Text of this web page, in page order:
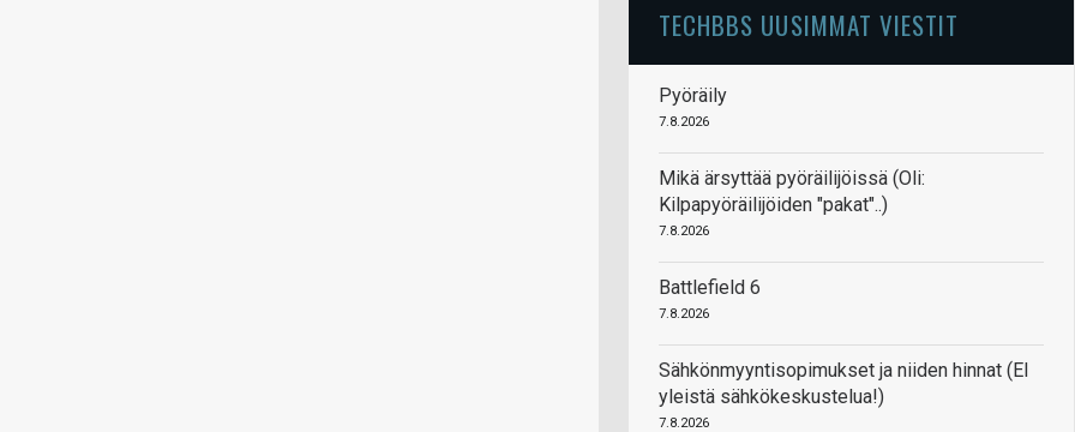
TECHBBS UUSIMMAT VIESTIT
Pyöräily
7.8.2026
Mikä ärsyttää pyöräilijöissä (Oli:
Kilpapyöräilijöiden "pakat"..)
7.8.2026
Battlefield 6
7.8.2026
Sähkönmyyntisopimukset ja niiden hinnat (EI
yleistä sähkökeskustelua!)
7.8.2026